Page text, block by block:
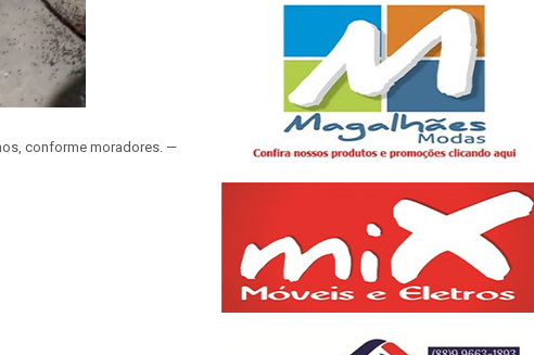
conforme moradores. —